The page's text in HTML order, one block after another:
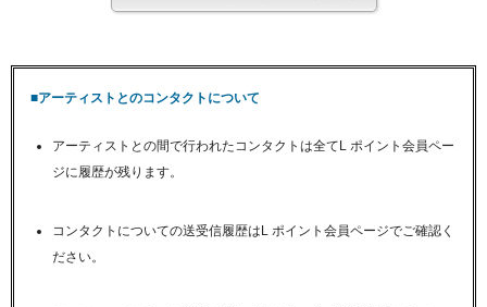
■アーティストとのコンタクトについて
アーティストとの間で行われたコンタクトは全てL ポイント会員ペー
ジに履歴が残ります。
コンタクトについての送受信履歴はL ポイント会員ページでご確認く
ださい。